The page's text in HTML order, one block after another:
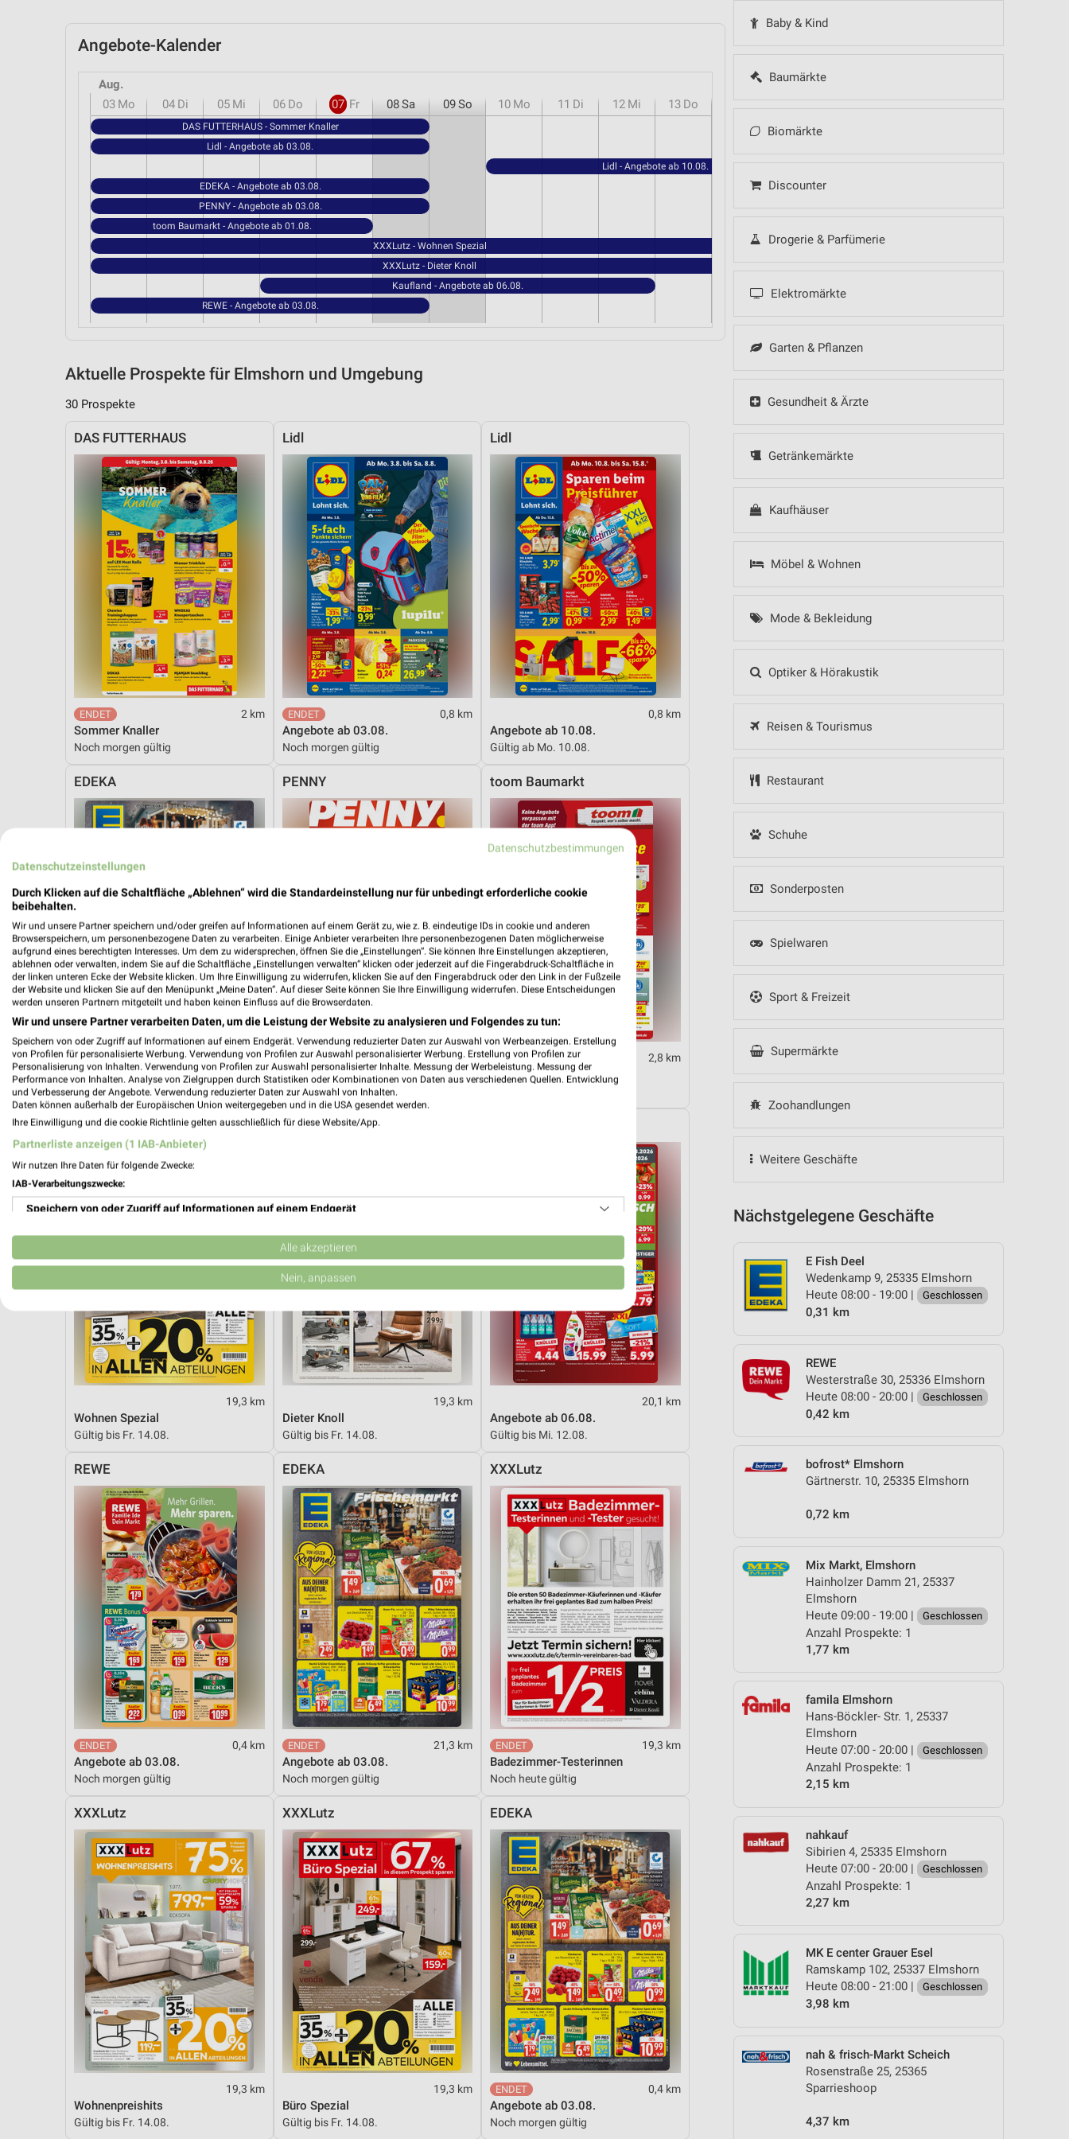
Baby & Kind
Baumärkte
Biomärkte
Discounter
Drogerie & Parfümerie
Elektromärkte
Garten & Pflanzen
Gesundheit & Ärzte
Getränkemärkte
Kaufhäuser
Möbel & Wohnen
Mode & Bekleidung
Optiker & Hörakustik
Reisen & Tourismus
Restaurant
Schuhe
Sonderposten
Spielwaren
Sport & Freizeit
Supermärkte
Zoohandlungen
Weitere Geschäfte
Nächstgelegene Geschäfte
E Fish Deel
Wedenkamp 9, 25335 Elmshorn
Heute 08:00 - 19:00 |
Geschlossen
0,31 km
REWE
Westerstraße 30, 25336 Elmshorn
Heute 08:00 - 20:00 |
Geschlossen
0,42 km
bofrost* Elmshorn
Gärtnerstr. 10, 25335 Elmshorn
0,72 km
Mix Markt, Elmshorn
Hainholzer Damm 21, 25337
Elmshorn
Heute 09:00 - 19:00 |
Geschlossen
Anzahl Prospekte: 1
1,77 km
famila Elmshorn
Hans-Böckler- Str. 1, 25337
Elmshorn
Heute 07:00 - 20:00 |
Geschlossen
Anzahl Prospekte: 1
2,15 km
nahkauf
Sibirien 4, 25335 Elmshorn
Heute 07:00 - 20:00 |
Geschlossen
Anzahl Prospekte: 1
2,27 km
MK E center Grauer Esel
Ramskamp 102, 25337 Elmshorn
Heute 08:00 - 21:00 |
Geschlossen
3,98 km
nah & frisch-Markt Scheich
Rosenstraße 25, 25365
Sparrieshoop
4,37 km
Angebote-Kalender
Aug.
03 Mo 04 Di 05 Mi 06 Do 07 Fr 08Sa 09So 10 Mo 11 Di 12 Mi 13 Do
DAS FUTTERHAUS - Sommer Knaller
Lidl - Angebote ab 03.08.
Lidl - Angebote ab 10.08.
EDEKA - Angebote ab 03.08.
PENNY - Angebote ab 03.08.
toom Baumarkt - Angebote ab 01.08.
XXXLutz - Wohnen Spezial
XXXLutz - Dieter Knoll
Kaufland - Angebote ab 06.08.
REWE - Angebote ab 03.08.
Aktuelle Prospekte für Elmshorn und Umgebung
30 Prospekte
DAS FUTTERHAUS
2 km
Sommer Knaller
Noch morgen gültig
Lidl
0,8 km
Angebote ab 03.08.
Noch morgen gültig
Lidl
0,8 km
Angebote ab 10.08.
Gültig ab Mo. 10.08.
EDEKA
1,7 km
Angebote ab 03.08.
Noch morgen gültig
PENNY
1,7 km
Angebote ab 03.08.
Noch morgen gültig
toom Baumarkt
2,8 km
Angebote ab 01.08.
XXXLutz
19,3 km
Wohnen Spezial
Gültig bis Fr. 14.08.
XXXLutz
19,3 km
Dieter Knoll
Gültig bis Fr. 14.08.
20,1 km
Angebote ab 06.08.
Gültig bis Mi. 12.08.
REWE
0,4 km
Angebote ab 03.08.
Noch morgen gültig
EDEKA
21,3 km
Angebote ab 03.08.
Noch morgen gültig
XXXLutz
19,3 km
Badezimmer-Testerinnen
Noch heute gültig
XXXLutz
19,3 km
Wohnenpreishits
Gültig bis Fr. 14.08.
XXXLutz
19,3 km
Büro Spezial
Gültig bis Fr. 14.08.
EDEKA
0,4 km
Angebote ab 03.08.
Noch morgen gültig
Datenschutzbestimmungen
Datenschutzeinstellungen
Durch Klicken auf die Schaltfläche „Ablehnen“ wird die Standardeinstellung nur für unbedingt erforderliche cookie
beibehalten.
Wir und unsere Partner speichern und/oder greifen auf Informationen auf einem Gerät zu, wie z. B. eindeutige IDs in cookie und anderen
Browserspeichern, um personenbezogene Daten zu verarbeiten. Einige Anbieter verarbeiten Ihre personenbezogenen Daten möglicherweise
aufgrund eines berechtigten Interesses. Um dem zu widersprechen, öffnen Sie die „Einstellungen“. Sie können Ihre Einstellungen akzeptieren,
ablehnen oder verwalten, indem Sie auf die Schaltfläche „Einstellungen verwalten“ klicken oder jederzeit auf die Fingerabdruck-Schaltfläche in
der linken unteren Ecke der Website klicken. Um Ihre Einwilligung zu widerrufen, klicken Sie auf den Fingerabdruck oder den Link in der Fußzeile
der Website und klicken Sie auf den Menüpunkt „Meine Daten“. Auf dieser Seite können Sie Ihre Einwilligung widerrufen. Diese Entscheidungen
werden unseren Partnern mitgeteilt und haben keinen Einfluss auf die Browserdaten.
Wir und unsere Partner verarbeiten Daten, um die Leistung der Website zu analysieren und Folgendes zu tun:
Speichern von oder Zugriff auf Informationen auf einem Endgerät. Verwendung reduzierter Daten zur Auswahl von Werbeanzeigen. Erstellung
von Profilen für personalisierte Werbung. Verwendung von Profilen zur Auswahl personalisierter Werbung. Erstellung von Profilen zur
Personalisierung von Inhalten. Verwendung von Profilen zur Auswahl personalisierter Inhalte. Messung der Werbeleistung. Messung der
Performance von Inhalten. Analyse von Zielgruppen durch Statistiken oder Kombinationen von Daten aus verschiedenen Quellen. Entwicklung
und Verbesserung der Angebote. Verwendung reduzierter Daten zur Auswahl von Inhalten.
Daten können außerhalb der Europäischen Union weitergegeben und in die USA gesendet werden.
Ihre Einwilligung und die cookie Richtlinie gelten ausschließlich für diese Website/App.
Partnerliste anzeigen (1 IAB-Anbieter)
Wir nutzen Ihre Daten für folgende Zwecke:
IAB-Verarbeitungszwecke:
Speichern von oder Zugriff auf Informationen auf einem Endgerät
Verwendung reduzierter Daten zur Auswahl von Werbeanzeigen
Erstellung von Profilen für personalisierte Werbung
Erstellung von Profilen zur Personalisierung von Inhalten
Verwendung von Profilen zur Auswahl personalisierter Inhalte
Messung der Performance von Inhalten
Analyse von Zielgruppen durch Statistiken oder Kombinationen von Daten aus verschiedenen
Entwicklung und Verbesserung der Angebote
Verwendung reduzierter Daten zur Auswahl von Inhalten
Verwendung genauer Standortdaten
Geräte anhand von aktiv angeforderten Informationen identifizieren
Nicht-IAB-Verarbeitungszwecke:
Funktional
Alle akzeptieren
Nein, anpassen